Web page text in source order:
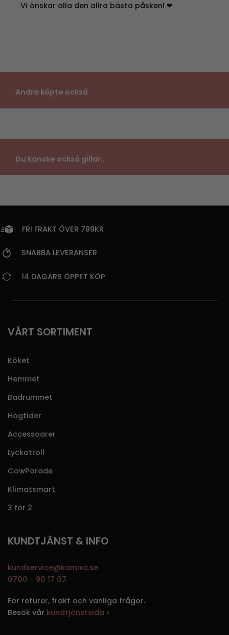
Vi önskar alla den allra bästa påsken! ❤
Andra köpte också
Du kanske också gillar..
FRI FRAKT ÖVER 799KR
SNABBA LEVERANSER
14 DAGARS ÖPPET KÖP
VÅRT SORTIMENT
Köket
Hemmet
Badrummet
Högtider
Accessoarer
Lyckotroll
CowParade
Klimatsmart
3 för 2
KUNDTJÄNST & INFO
kundservice@kamixa.se
0700 - 90 17 07
För returer, frakt och vanliga frågor.
Besök vår kundtjänstsida »